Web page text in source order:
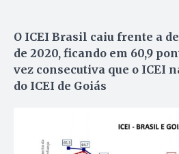
O ICEI Brasil caiu frente a
de 2020, ficando em 60,9
vez consecutiva que o ICEI
do ICEI de Goiás